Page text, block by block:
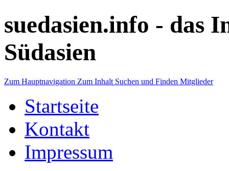
suedasien.info - das
Südasien
Zum Hauptnavigation Zum Inhalt Suchen und Finden Mitglieder
Startseite
Kontakt
Impressum